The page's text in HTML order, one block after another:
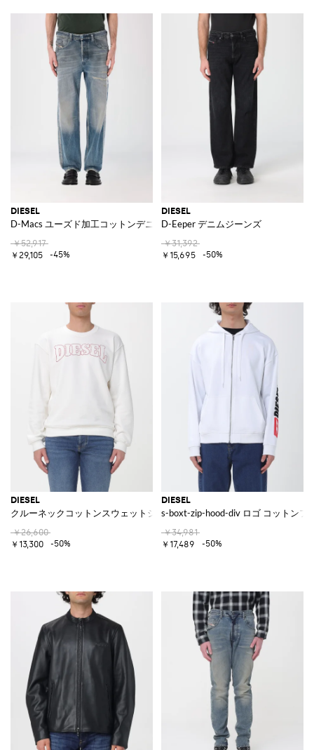
DIESEL
D-Macs ユーズド加工コットンデニムジーンズ
￥52,917
￥29,105
-45%
DIESEL
D-Eeper デニムジーンズ
￥31,392
￥15,695
-50%
DIESEL
クルーネックコットンスウェットシャツ
￥26,600
￥13,300
-50%
DIESEL
s-boxt-zip-hood-div ロゴ コットンフ
￥34,981
￥17,489
-50%